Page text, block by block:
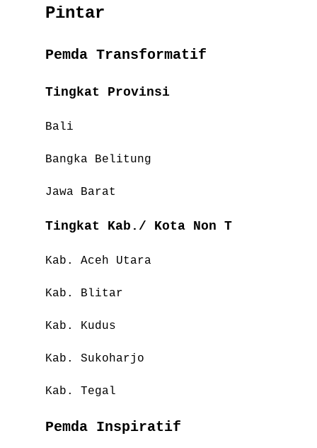
Pintar
Pemda Transformatif
Tingkat Provinsi
Bali
Bangka Belitung
Jawa Barat
Tingkat Kab./ Kota Non T
Kab. Aceh Utara
Kab. Blitar
Kab. Kudus
Kab. Sukoharjo
Kab. Tegal
Pemda Inspiratif